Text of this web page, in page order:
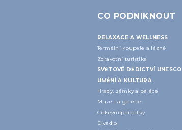
CO PODNIKNOUT
RELAXACE A WELLNESS
Termální koupele a lázně
Zdravotní turistika
SVĚTOVÉ DĚDICTVÍ UNESCO
UMĚNÍ A KULTURA
Hrady, zámky a paláce
Muzea a galerie
Církevní památky
Divadlo